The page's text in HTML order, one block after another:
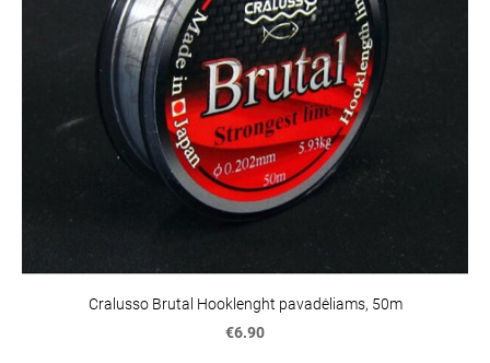
Cralusso Brutal Hooklenght pavadėliams, 50m
€6.90